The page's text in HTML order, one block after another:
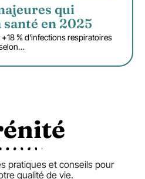
qui
en 2025
% d'infections respiratoires
…
pratiques et conseils pour
qualité de vie.